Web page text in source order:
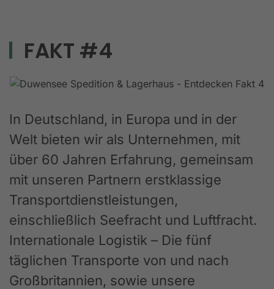
FAKT #4
In Deutschland, in Europa und in der
Welt bieten wir als Unternehmen, mit
über 60 Jahren Erfahrung, gemeinsam
mit unseren Partnern erstklassige
Transportdienstleistungen,
einschließlich Seefracht und Luftfracht.
Internationale Logistik – Die fünf
täglichen Transporte von und nach
Großbritannien, sowie unsere